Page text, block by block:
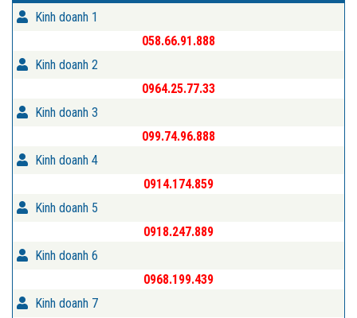
Kinh doanh 1
058.66.91.888
Kinh doanh 2
0964.25.77.33
Kinh doanh 3
099.74.96.888
Kinh doanh 4
0914.174.859
Kinh doanh 5
0918.247.889
Kinh doanh 6
0968.199.439
Kinh doanh 7